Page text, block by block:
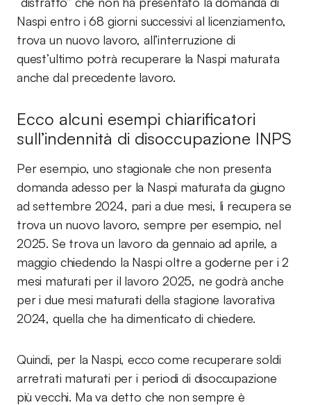
Naspi entro i 68 giorni successivi al licenziamento,
trova un nuovo lavoro, all’interruzione di
quest’ultimo potrà recuperare la Naspi maturata
anche dal precedente lavoro.
Ecco alcuni esempi chiarificatori
sull’indennità di disoccupazione INPS
Per esempio, uno stagionale che non presenta
domanda adesso per la Naspi maturata da giugno
ad settembre 2024, pari a due mesi, li recupera se
trova un nuovo lavoro, sempre per esempio, nel
2025. Se trova un lavoro da gennaio ad aprile, a
maggio chiedendo la Naspi oltre a goderne per i 2
mesi maturati per il lavoro 2025, ne godrà anche
per i due mesi maturati della stagione lavorativa
2024, quella che ha dimenticato di chiedere.
Quindi, per la Naspi, ecco come recuperare soldi
arretrati maturati per i periodi di disoccupazione
più vecchi. Ma va detto che non sempre è